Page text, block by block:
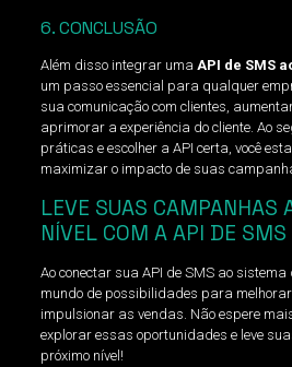
6. CONCLUSÃO
Além disso integrar uma API de SMS
um passo essencial para qualquer
sua comunicação com clientes,
aprimorar a experiência do cliente. Ao
práticas e escolher a API certa, você
maximizar o impacto de suas
LEVE SUAS CAMPANHAS
NÍVEL COM A API DE SMS
Ao conectar sua API de SMS ao sistema
mundo de possibilidades para
impulsionar as vendas. Não espere
explorar essas oportunidades e leve
próximo nível!